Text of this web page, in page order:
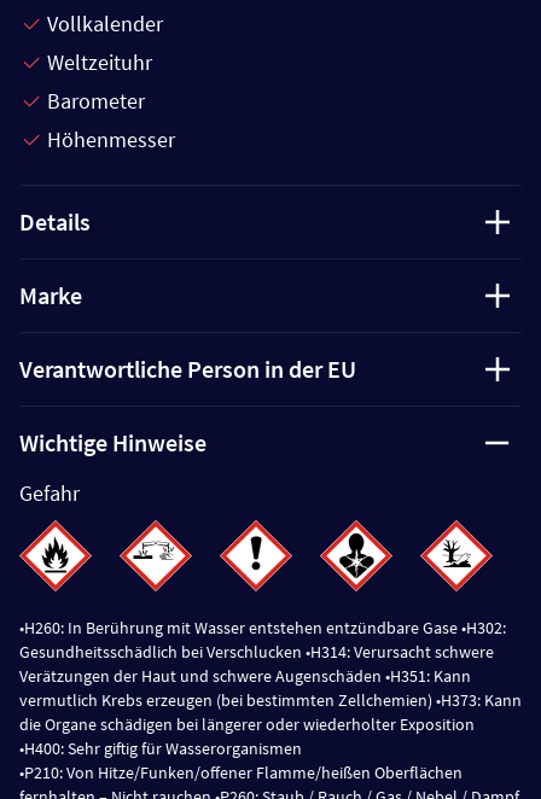
Vollkalender
Weltzeituhr
Barometer
Höhenmesser
Details
Marke
Verantwortliche Person in der EU
Wichtige Hinweise
Gefahr
•H260: In Berührung mit Wasser entstehen entzündbare Gase •H302:
Gesundheitsschädlich bei Verschlucken •H314: Verursacht schwere
Verätzungen der Haut und schwere Augenschäden •H351: Kann
vermutlich Krebs erzeugen (bei bestimmten Zellchemien) •H373: Kann
die Organe schädigen bei längerer oder wiederholter Exposition
•H400: Sehr giftig für Wasserorganismen
•P210: Von Hitze/Funken/offener Flamme/heißen Oberflächen